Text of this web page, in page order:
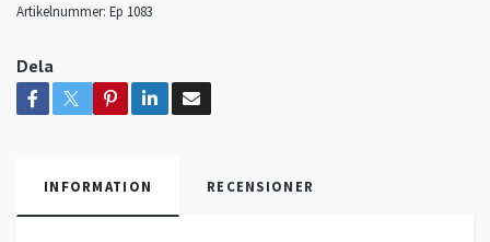
Artikelnummer: Ep 1083
Dela
INFORMATION RECENSIONER